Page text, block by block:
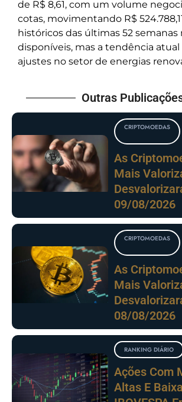
de R$ 8,61, com um volume
cotas, movimentando R$
históricos das últimas 52 semanas
disponíveis, mas a tendência atual
ajustes no setor de energias
Outras
CRIPTOMOEDAS
As
Mais
09/08/2026
CRIPTOMOEDAS
As
Mais
08/08/2026
RANKING DIÁRIO
Ações Com
Altas E